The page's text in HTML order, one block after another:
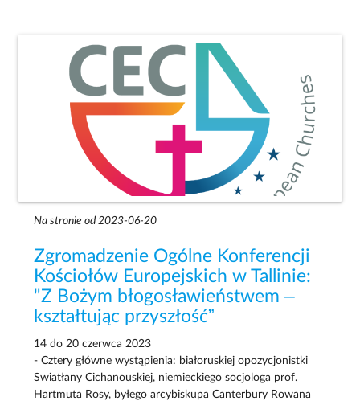
Na stronie od 2023-06-20
Zgromadzenie Ogólne Konferencji
Kościołów Europejskich w Tallinie:
"Z Bożym błogosławieństwem –
kształtując przyszłość”
14 do 20 czerwca 2023
- Cztery główne wystąpienia: białoruskiej opozycjonistki
Swiatłany Cichanouskiej, niemieckiego socjologa prof.
Hartmuta Rosy, byłego arcybiskupa Canterbury Rowana